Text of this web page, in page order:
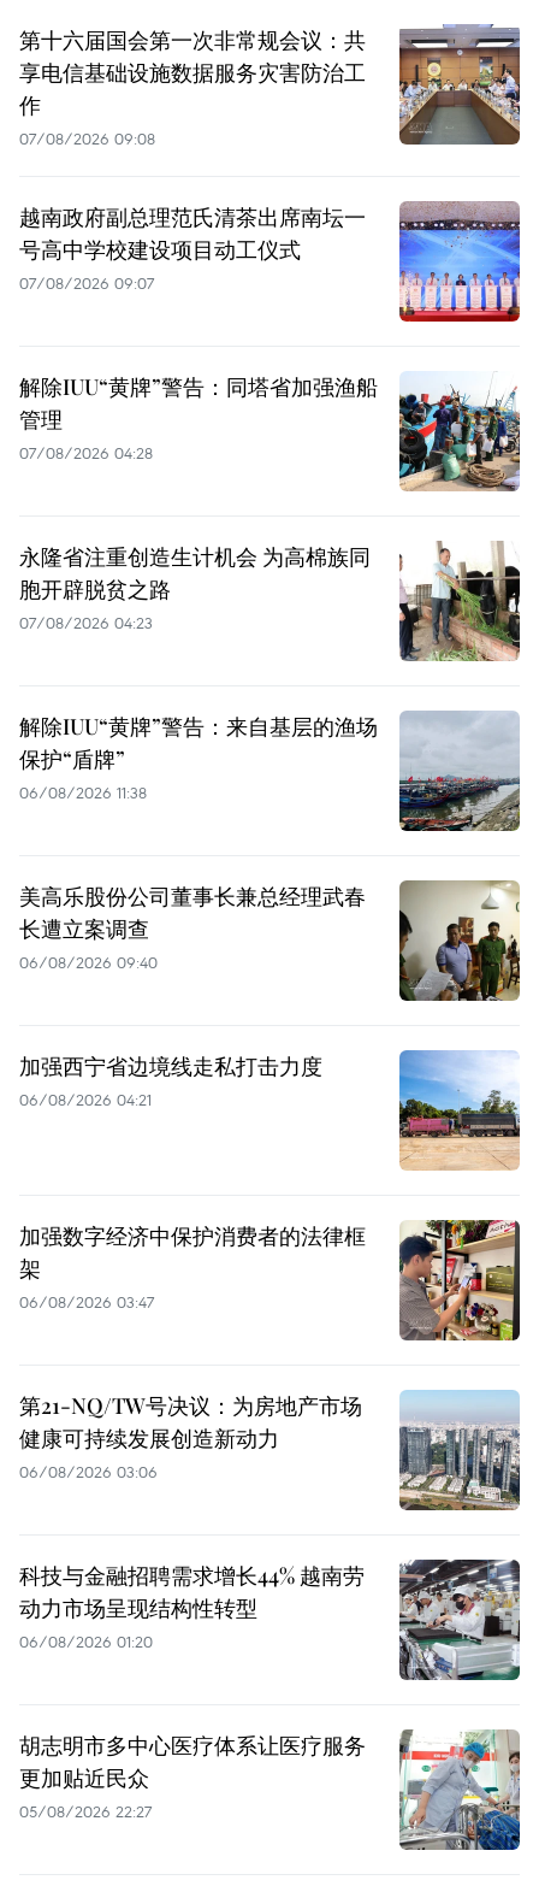
第十六届国会第一次非常规会议：共
享电信基础设施数据服务灾害防治工
作
07/08/2026 09:08
越南政府副总理范氏清茶出席南坛一
号高中学校建设项目动工仪式
07/08/2026 09:07
解除IUU“黄牌”警告：同塔省加强渔船
管理
07/08/2026 04:28
永隆省注重创造生计机会 为高棉族同
胞开辟脱贫之路
07/08/2026 04:23
解除IUU“黄牌”警告：来自基层的渔场
保护“盾牌”
06/08/2026 11:38
美高乐股份公司董事长兼总经理武春
长遭立案调查
06/08/2026 09:40
加强西宁省边境线走私打击力度
06/08/2026 04:21
加强数字经济中保护消费者的法律框
架
06/08/2026 03:47
第21-NQ/TW号决议：为房地产市场
健康可持续发展创造新动力
06/08/2026 03:06
科技与金融招聘需求增长44% 越南劳
动力市场呈现结构性转型
06/08/2026 01:20
胡志明市多中心医疗体系让医疗服务
更加贴近民众
05/08/2026 22:27